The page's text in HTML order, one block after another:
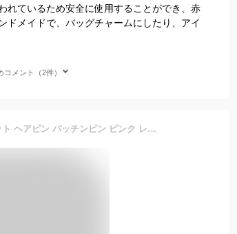
れているため安全に使用することができ、赤
ドメイドで、バッグチャームにしたり、アイ
メント（2件）
水玉 リボン パッチンどめ (2コ) | ドット ヘアピン パッチンピン ピンク レッド ホワイト ヘアアクセサリー ヘアアクセ 髪飾り 髪留め キッズ ガールズ 女の子 子供 こども KIDS かわいい 可愛い 通園 通学 幼稚園 小学生 お出かけ KHCP 全品 送料無料 実施中